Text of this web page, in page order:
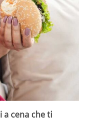
cena che ti